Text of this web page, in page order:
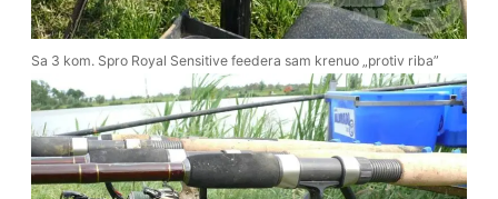
Sa 3 kom. Spro Royal Sensitive feedera sam krenuo „protiv riba”